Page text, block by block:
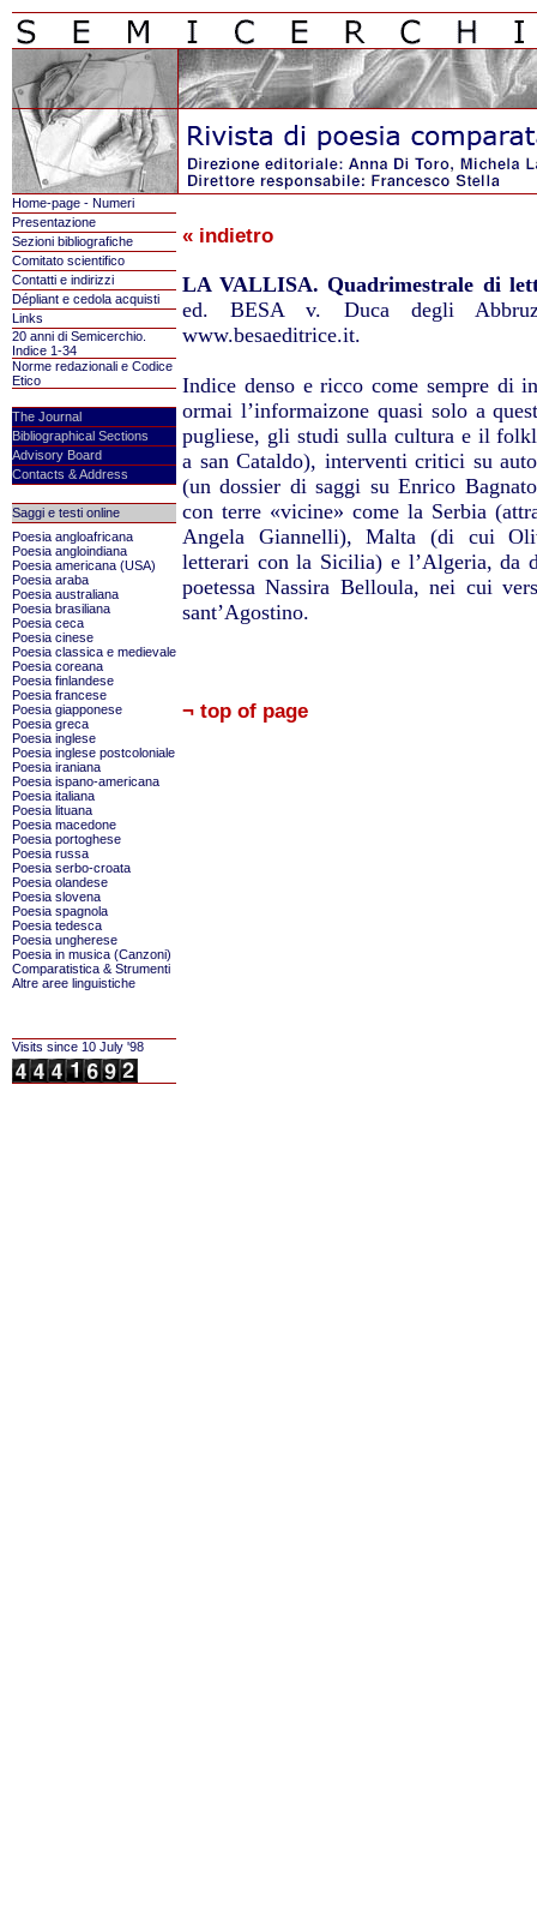
Home-page - Numeri
Presentazione
Sezioni bibliografiche
Comitato scientifico
Contatti e indirizzi
Dépliant e cedola acquisti
Links
20 anni di Semicerchio.
Indice 1-34
Norme redazionali e Codice
Etico
The Journal
Bibliographical Sections
Advisory Board
Contacts & Address
Saggi e testi online
Poesia angloafricana
Poesia angloindiana
Poesia americana (USA)
Poesia araba
Poesia australiana
Poesia brasiliana
Poesia ceca
Poesia cinese
Poesia classica e medievale
Poesia coreana
Poesia finlandese
Poesia francese
Poesia giapponese
Poesia greca
Poesia inglese
Poesia inglese postcoloniale
Poesia iraniana
Poesia ispano-americana
Poesia italiana
Poesia lituana
Poesia macedone
Poesia portoghese
Poesia russa
Poesia serbo-croata
Poesia olandese
Poesia slovena
Poesia spagnola
Poesia tedesca
Poesia ungherese
Poesia in musica (Canzoni)
Comparatistica & Strumenti
Altre aree linguistiche
Visits since 10 July '98
« indietro
LA VALLISA. Quadrimestrale di
ed. BESA v. Duca degli
www.besaeditrice.it.
Indice denso e ricco come sempre di
ormai l’informaizone quasi solo a
pugliese, gli studi sulla cultura e il
a san Cataldo), interventi critici su
(un dossier di saggi su Enrico
con terre «vicine» come la Serbia
Angela Giannelli), Malta (di cui
letterari con la Sicilia) e l’Algeria, da
poetessa Nassira Belloula, nei cui
sant’Agostino.
¬ top of page